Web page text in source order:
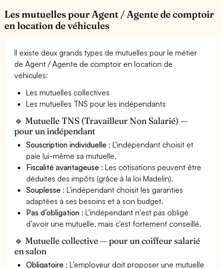
Les mutuelles pour Agent / Agente de comptoir
en location de véhicules
Il existe deux grands types de mutuelles pour le métier
de Agent / Agente de comptoir en location de
véhicules:
Les mutuelles collectives
Les mutuelles TNS pour les indépendants
🔹 Mutuelle TNS (Travailleur Non Salarié) —
pour un indépendant
Souscription individuelle : L'indépendant choisit et
paie lui-même sa mutuelle.
Fiscalité avantageuse : Les cotisations peuvent être
déduites des impôts (grâce à la loi Madelin).
Souplesse : L'indépendant choisit les garanties
adaptées à ses besoins et à son budget.
Pas d’obligation : L'indépendant n'est pas obligé
d’avoir une mutuelle, mais c’est fortement conseillé.
🔹 Mutuelle collective — pour un coiffeur salarié
en salon
Obligatoire : L’employeur doit proposer une mutuelle